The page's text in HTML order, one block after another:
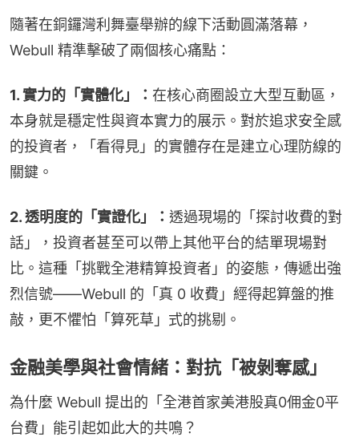
隨著在銅鑼灣利舞臺舉辦的線下活動圓滿落幕，
Webull 精準擊破了兩個核心痛點：
1. 實力的「實體化」： 在核心商圈設立大型互動區，
本身就是穩定性與資本實力的展示。對於追求安全感
的投資者，「看得見」的實體存在是建立心理防線的
關鍵。
2. 透明度的「實證化」： 透過現場的「探討收費的對
話」，投資者甚至可以帶上其他平台的結單現場對
比。這種「挑戰全港精算投資者」的姿態，傳遞出強
烈信號——Webull 的「真 0 收費」經得起算盤的推
敲，更不懼怕「算死草」式的挑剔。
金融美學與社會情緒：對抗「被剝奪感」
為什麼 Webull 提出的「全港首家美港股真0佣金0平
台費」能引起如此大的共鳴？